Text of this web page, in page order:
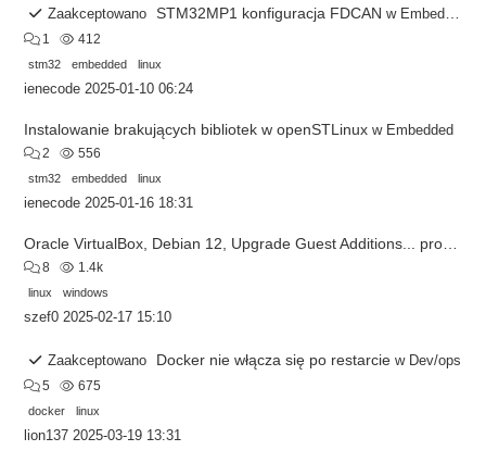
Zaakceptowano STM32MP1 konfiguracja FDCAN w Embedded
1
412
stm32
embedded linux
ienecode 2025-01-10 06:24
Instalowanie brakujących bibliotek w openSTLinux w Embedded
2
556
stm32
embedded linux
ienecode 2025-01-16 18:31
8
1.4k
linux
windows
szef0 2025-02-17 15:10
Zaakceptowano Docker nie włącza się po restarcie w Dev/ops
5
675
docker
linux
lion137 2025-03-19 13:31